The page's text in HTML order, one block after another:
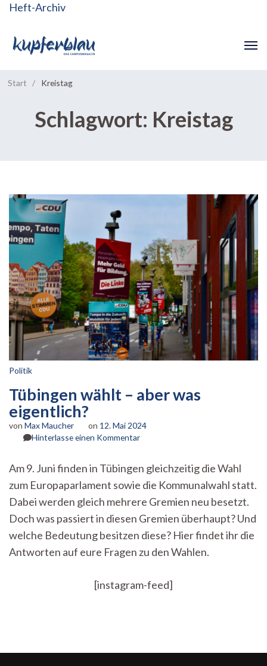
Heft-Archiv
Start / Kreistag
Schlagwort: Kreistag
Politik
Tübingen wählt – aber was
eigentlich?
von Max Maucher on 12. Mai 2024
Hinterlasse einen Kommentarzu
–
aber
was
eigentlich?
Am 9. Juni finden in Tübingen gleichzeitig die Wahl
zum Europaparlament sowie die Kommunalwahl statt.
Dabei werden gleich mehrere Gremien neu besetzt.
Doch was passiert in diesen Gremien überhaupt? Und
welche Bedeutung besitzen diese? Hier findet ihr die
Antworten auf eure Fragen zu den Wahlen.
[instagram-feed]